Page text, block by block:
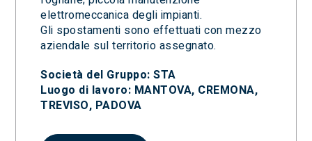
elettromeccanica degli impianti.
Gli spostamenti sono effettuati con mezzo
aziendale sul territorio assegnato.
Società del Gruppo: STA
Luogo di lavoro: MANTOVA, CREMONA,
TREVISO, PADOVA